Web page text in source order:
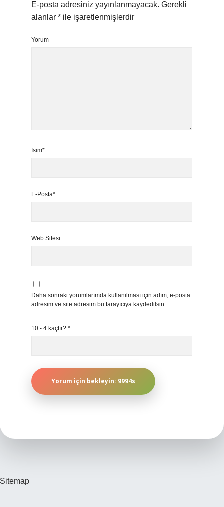
E-posta adresiniz yayınlanmayacak. Gerekli
alanlar * ile işaretlenmişlerdir
Yorum
İsim*
E-Posta*
Web Sitesi
Daha sonraki yorumlarımda kullanılması için adım, e-posta
adresim ve site adresim bu tarayıcıya kaydedilsin.
10 - 4 kaçtır? *
Sitemap